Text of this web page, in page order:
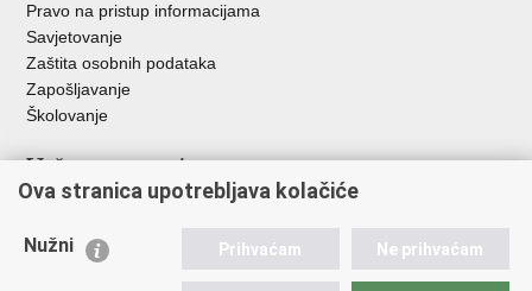
Pravo na pristup informacijama
Savjetovanje
Zaštita osobnih podataka
Zapošljavanje
Školovanje
Važne poveznice
Ministarstvo unutarnjih poslova
Udruge
Ova stranica upotrebljava kolačiće
Nužni Prihvaćam Ne prihvaćam